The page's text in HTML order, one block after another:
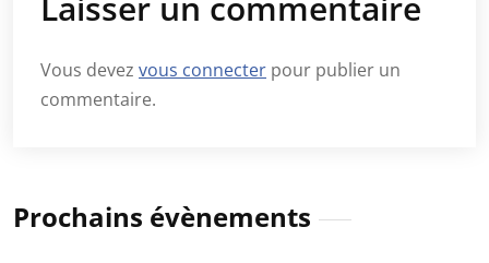
Vous devez vous connecter pour publier un
commentaire.
Prochains évènements